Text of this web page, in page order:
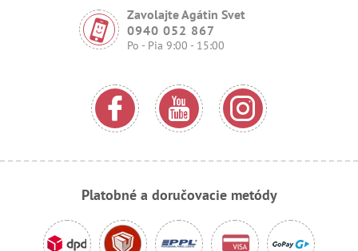
Zavolajte Agátin Svet
0940 052 867
Po - Pia 9:00 - 15:00
Platobné a doručovacie metódy